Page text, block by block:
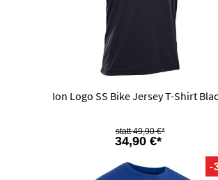
Ion Logo SS Bike Jersey T-Shirt
34,90 €*
49,90 €*
-